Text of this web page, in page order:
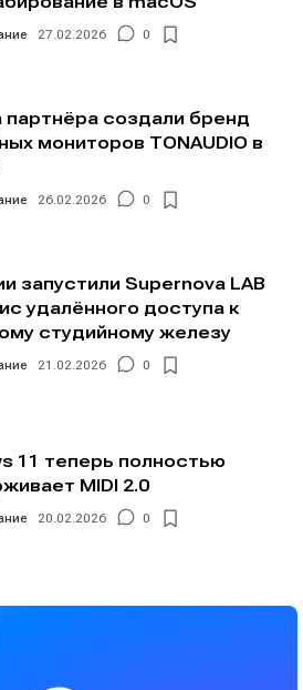
27.02.2026 0
партнёра создали бренд
мониторов TONAUDIO в
26.02.2026 0
запустили Supernova LAB
удалённого доступа к
студийному железу
21.02.2026 0
11 теперь полностью
MIDI 2.0
20.02.2026 0